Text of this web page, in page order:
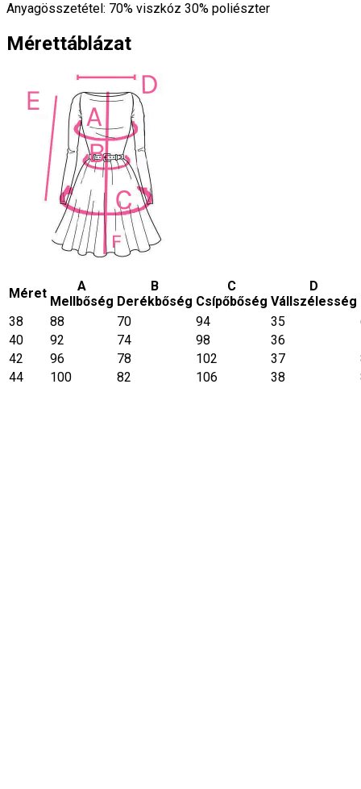
Anyagösszetétel: 70% viszkóz 30% poliészter
Mérettáblázat
Méret
A
Mellbőség
B
Derékbőség
C
Csípőbőség
D
Vállszélesség
38
88 70 94 35
40
92 74 98 36
42
96 78 102 37
44
100 82 106 38